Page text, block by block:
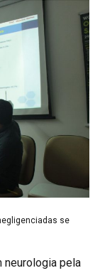
se
neurologia pela